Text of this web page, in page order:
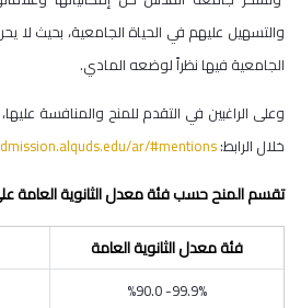
والتسهيل عليهم في الحياة الجامعية، بحيث لا
الجامعية فيها نظراً لوضعه المادي.
وعلى الراغبين في التقدم للمنح والمنافسة
خلال الرابط:ar/#mentions
تقسم المنح حسب فئة معدل الثانوية العامة
فئة معدل الثانوية العامة
90.0 -99.9%
%